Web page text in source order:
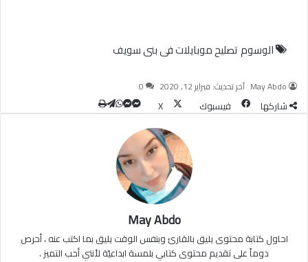
الوسومتصليح موبايلات فى بنى سويف
May Abdo آخر تحديث: فبراير 12, 2020 0
شاركها فيسبوك ‫X
May Abdo
احاول كتابة محتوى يليق بالقارئ وبنفس الوقت يليق بما اكتب عنه ، أحرص
دوماً على تقديم محتوى كتابي بلمسة ابداعيّة لأنني أحب التميز .